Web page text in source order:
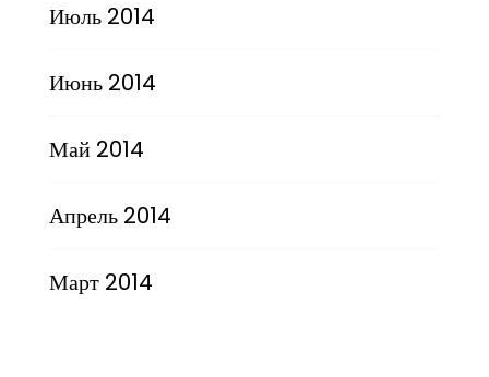
Июль 2014
Июнь 2014
Май 2014
Апрель 2014
Март 2014